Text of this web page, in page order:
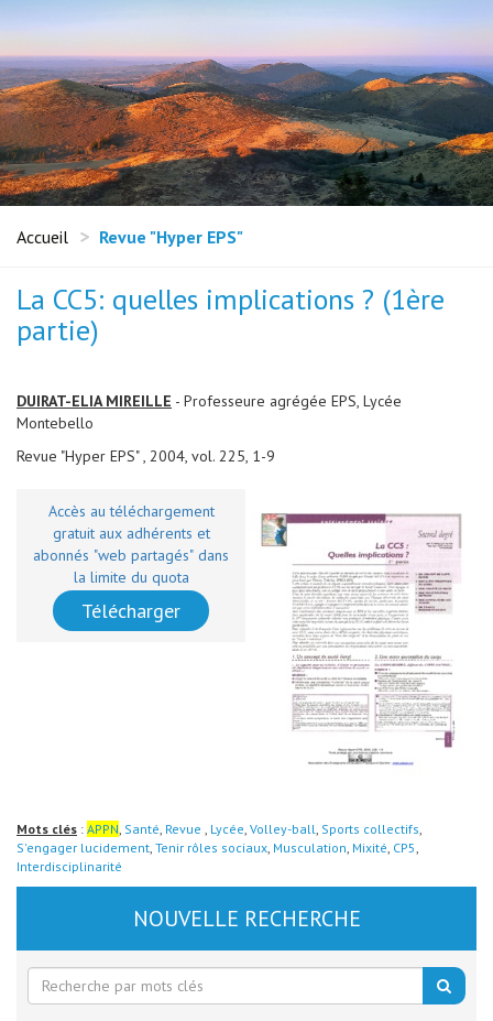
Accueil Revue "Hyper EPS"
La CC5: quelles implications ? (1ère
partie)
DUIRAT-ELIA MIREILLE - Professeure agrégée EPS, Lycée
Montebello
Revue "Hyper EPS" , 2004, vol. 225, 1-9
Accès au téléchargement
gratuit aux adhérents et
abonnés "web partagés" dans
la limite du quota
Télécharger
Mots clés : APPN, Santé, Revue , Lycée, Volley-ball, Sports collectifs,
S'engager lucidement, Tenir rôles sociaux, Musculation, Mixité, CP5,
Interdisciplinarité
NOUVELLE RECHERCHE